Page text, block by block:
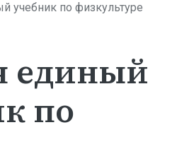
учебник по физкультуре
единый
по